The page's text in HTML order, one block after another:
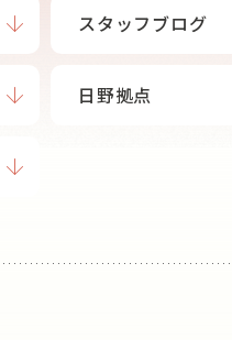
スタッフブログ
日野拠点